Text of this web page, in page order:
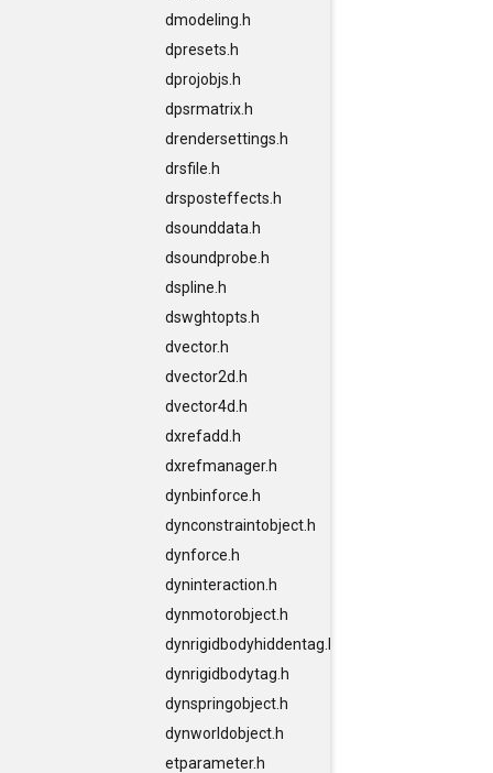
dmodeling.h
dpresets.h
dprojobjs.h
dpsrmatrix.h
drendersettings.h
drsfile.h
drsposteffects.h
dsounddata.h
dsoundprobe.h
dspline.h
dswghtopts.h
dvector.h
dvector2d.h
dvector4d.h
dxrefadd.h
dxrefmanager.h
dynbinforce.h
dynconstraintobject.h
dynforce.h
dyninteraction.h
dynmotorobject.h
dynrigidbodyhiddentag.h
dynrigidbodytag.h
dynspringobject.h
dynworldobject.h
etparameter.h